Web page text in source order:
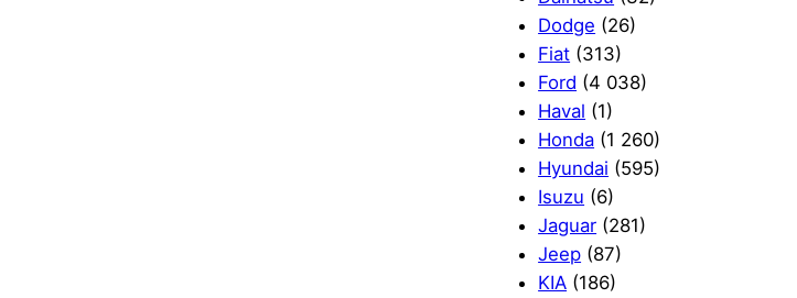
Dodge (26)
Fiat (313)
Ford (4 038)
Haval (1)
Honda (1 260)
Hyundai (595)
Isuzu (6)
Jaguar (281)
Jeep (87)
KIA (186)